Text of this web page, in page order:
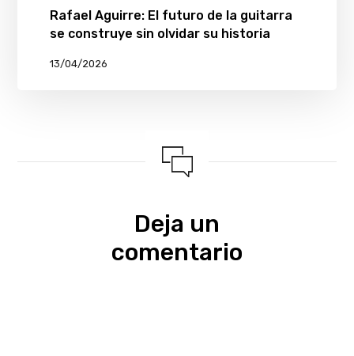
Rafael Aguirre: El futuro de la guitarra
se construye sin olvidar su historia
13/04/2026
Deja un
comentario